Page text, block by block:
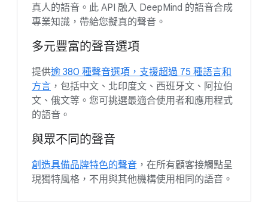
真人的語音。此 API 融入 DeepMind 的語音合成
專業知識，帶給您擬真的聲音。
多元豐富的聲音選項
提供逾 380 種聲音選項，支援超過 75 種語言和
方言 ，包括中文、北印度文、西班牙文、阿拉伯
文、俄文等。您可挑選最適合使用者和應用程式
的語音。
與眾不同的聲音
創造具備品牌特色的聲音 ，在所有顧客接觸點呈
現獨特風格，不用與其他機構使用相同的語音。